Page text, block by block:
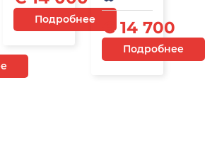
Подробнее € 14 700
Подробнее